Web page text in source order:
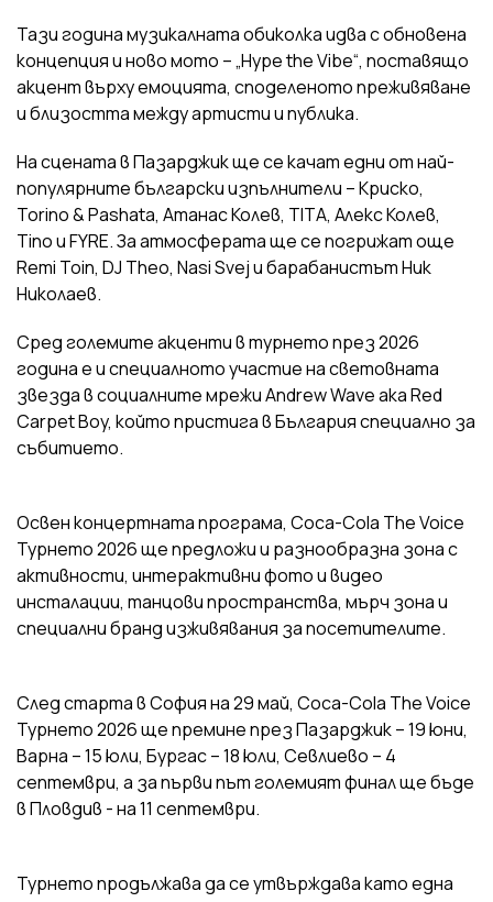
Тази година музикалната обиколка идва с обновена
концепция и ново мото – „Hype the Vibe“, поставящо
акцент върху емоцията, споделеното преживяване
и близостта между артисти и публика.
На сцената в Пазарджик ще се качат едни от най-
популярните български изпълнители – Криско,
Torino & Pashata, Атанас Колев, TITA, Алекс Колев,
Tino и FYRE. За атмосферата ще се погрижат още
Remi Toin, DJ Theo, Nasi Svej и барабанистът Ник
Николаев.
Сред големите акценти в турнето през 2026
година е и специалното участие на световната
звезда в социалните мрежи Andrew Wave aka Red
Carpet Boy, който пристига в България специално за
събитието.
Освен концертната програма, Coca-Cola The Voice
Турнето 2026 ще предложи и разнообразна зона с
активности, интерактивни фото и видео
инсталации, танцови пространства, мърч зона и
специални бранд изживявания за посетителите.
След старта в София на 29 май, Coca-Cola The Voice
Турнето 2026 ще премине през Пазарджик – 19 юни,
Варна – 15 юли, Бургас – 18 юли, Севлиево – 4
септември, а за първи път големият финал ще бъде
в Пловдив - на 11 септември.
Турнето продължава да се утвърждава като една